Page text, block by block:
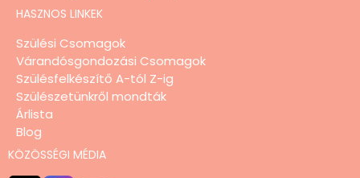
HASZNOS LINKEK
Szülési Csomagok
Várandósgondozási Csomagok
Szülésfelkészítő A-tól Z-ig
Szülészetünkről mondták
Árlista
Blog
KÖZÖSSÉGI MÉDIA